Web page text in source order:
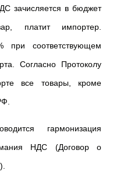
зачисляется в бюджет
платит импортер.
при соответствующем
Согласно Протоколу
все товары, кроме
гармонизация
НДС (Договор о